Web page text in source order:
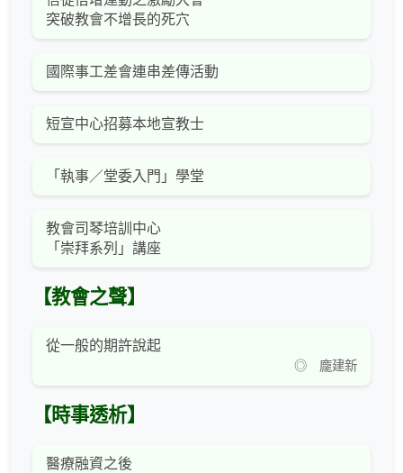
突破教會不增長的死穴
國際事工差會連串差傳活動
短宣中心招募本地宣教士
「執事／堂委入門」學堂
教會司琴培訓中心
「崇拜系列」講座
【教會之聲】
從一般的期許說起
◎ 龐建新
【時事透析】
醫療融資之後